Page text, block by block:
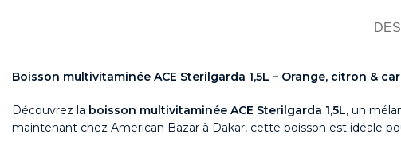
Boisson multivitaminée ACE Sterilgarda 1,5L – Orange, citron &
Découvrez la boisson multivitaminée ACE Sterilgarda 1,5L, un
maintenant chez American Bazar à Dakar, cette boisson est idéale